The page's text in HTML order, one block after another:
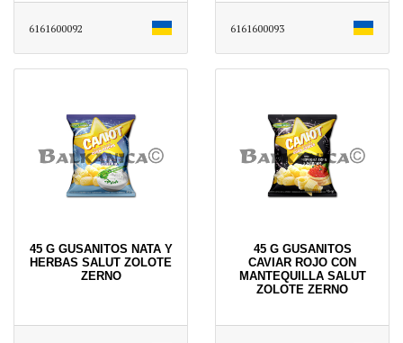
6161600092 6161600093
45 G GUSANITOS NATA Y
HERBAS SALUT ZOLOTE
ZERNO
45 G GUSANITOS
CAVIAR ROJO CON
MANTEQUILLA SALUT
ZOLOTE ZERNO